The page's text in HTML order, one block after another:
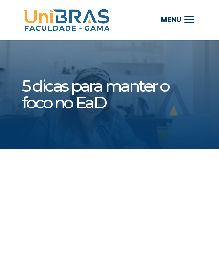
5 dicas para manter o
foco no EaD